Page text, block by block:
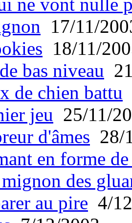
17/11/
18/11/
bas niveau
de chien battu
jeu 25/11/
d'âmes 28/
en forme
des
au pire 4/